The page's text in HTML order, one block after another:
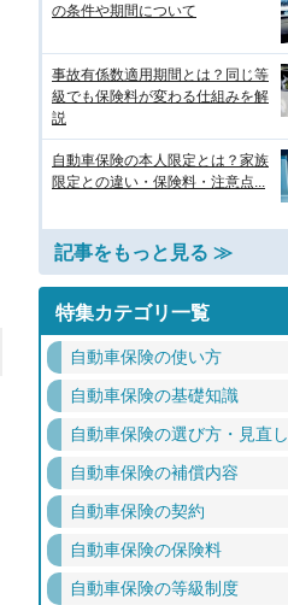
の条件や期間について
事故有係数適用期間とは？同じ等
級でも保険料が変わる仕組みを解
説
自動車保険の本人限定とは？家族
限定との違い・保険料・注意点...
記事をもっと見る ≫
特集カテゴリ一覧
自動車保険の使い方
自動車保険の基礎知識
自動車保険の選び方・見直し
自動車保険の補償内容
自動車保険の契約
自動車保険の保険料
自動車保険の等級制度